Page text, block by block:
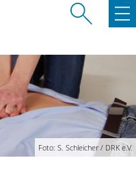
Foto: S. Schleicher / DRK e.V.